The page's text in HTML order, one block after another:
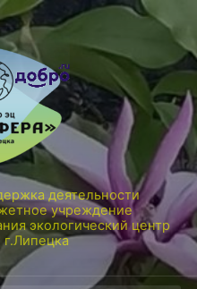
деятельности
учреждение
экологический центр